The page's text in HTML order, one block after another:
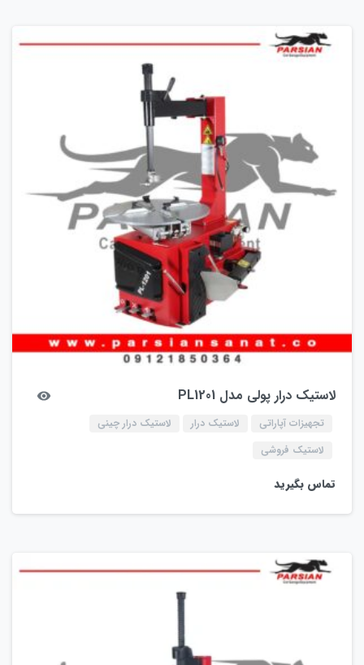
لاستیک درار پولی مدل PL1201
تجهیزات آپاراتی لاستیک درار
لاستیک درار چینی
لاستیک فروشی
تماس بگیرید